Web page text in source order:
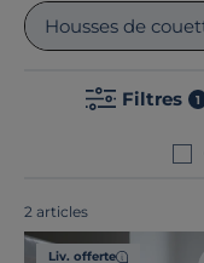
pour chaque lit.
tissées avec soin
de nos produits ?
Housses de
Filtres 1
2 articles
Liv. offerte
Traitement